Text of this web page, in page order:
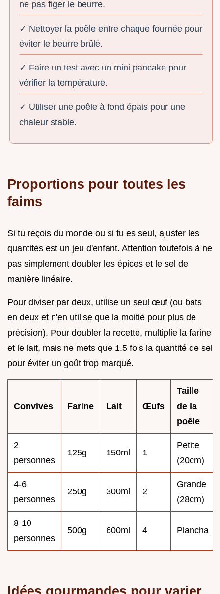
ne pas figer le beurre.
✓ Nettoyer la poêle entre chaque fournée pour
éviter le beurre brûlé.
✓ Faire un test avec un mini pancake pour
vérifier la température.
✓ Utiliser une poêle à fond épais pour une
chaleur stable.
Proportions pour toutes les
faims
Si tu reçois du monde ou si tu es seul, ajuster les
quantités est un jeu d'enfant. Attention toutefois à ne
pas simplement doubler les épices et le sel de
manière linéaire.
Pour diviser par deux, utilise un seul œuf (ou bats
en deux et n'en utilise que la moitié pour plus de
précision). Pour doubler la recette, multiplie la farine
et le lait, mais ne mets que 1.5 fois la quantité de sel
pour éviter un goût trop marqué.
Convives Farine Lait Œufs
Taille
de la
poêle
2
personnes
125g 150ml 1
Petite
(20cm)
4-6
personnes
250g 300ml 2
Grande
(28cm)
8-10
personnes
500g 600ml 4 Plancha